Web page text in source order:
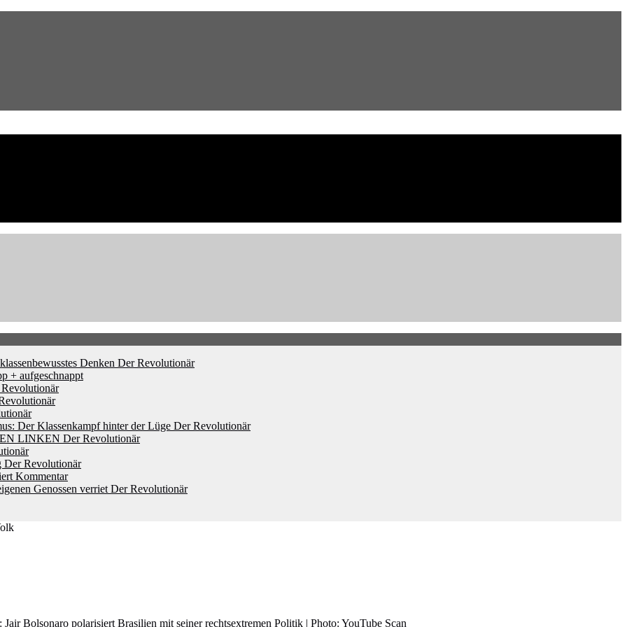
Denken Der Revolutionär
+ aufgeschnappt
Der Klassenkampf hinter der Lüge Der Revolutionär
LINKEN Der Revolutionär
Der Revolutionär
Kommentar
Genossen verriet Der Revolutionär
Bolsonaro polarisiert Brasilien mit seiner rechtsextremen Politik | Photo: YouTube Scan